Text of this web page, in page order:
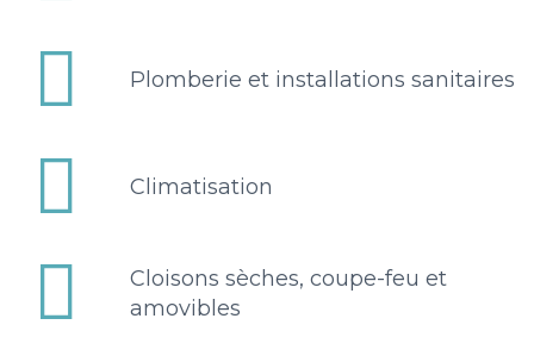

 Plomberie et installations sanitaires

 Climatisation


Cloisons sèches, coupe-feu et
amovibles